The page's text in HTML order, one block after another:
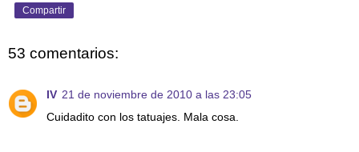
Compartir
53 comentarios:
IV 21 de noviembre de 2010 a las 23:05
Cuidadito con los tatuajes. Mala cosa.